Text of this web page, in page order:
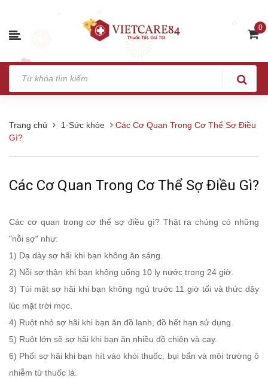
0
Trang chủ 1-Sức khỏe
Các Cơ Quan Trong Cơ Thể Sợ Điều
Gì?
Các Cơ Quan Trong Cơ Thể Sợ Điều Gì?
Các cơ quan trong cơ thể sợ điều gì? Thật ra chúng có những
"nỗi sợ" như:
1) Dạ dày sợ hãi khi bạn không ăn sáng.
2) Nỗi sợ thận khi bạn không uống 10 ly nước trong 24 giờ.
3) Túi mật sợ hãi khi bạn không ngủ trước 11 giờ tối và thức dậy
lúc mặt trời mọc.
4) Ruột nhỏ sợ hãi khi bạn ăn đồ lạnh, đồ hết hạn sử dụng.
5) Ruột lớn sẽ sợ hãi khi bạn ăn nhiều đồ chiên và cay.
6) Phổi sợ hãi khi bạn hít vào khói thuốc, bụi bẩn và môi trường ô
nhiễm từ thuốc lá.